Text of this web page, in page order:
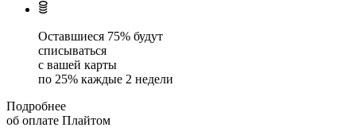
Оставшиеся 75% будут
списываться
с вашей карты
по 25% каждые 2 недели
Подробнее
об оплате Плайтом